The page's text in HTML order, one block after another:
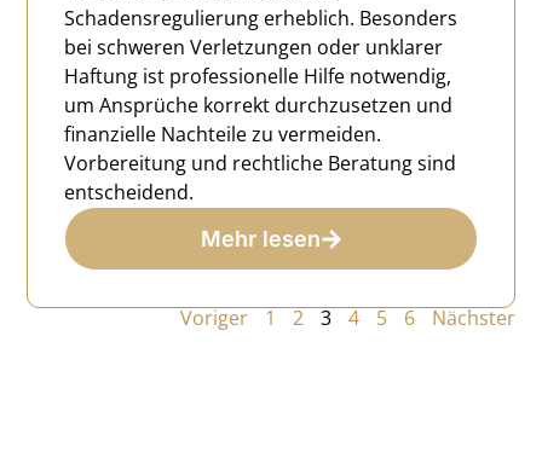
Schadensregulierung erheblich. Besonders
bei schweren Verletzungen oder unklarer
Haftung ist professionelle Hilfe notwendig,
um Ansprüche korrekt durchzusetzen und
finanzielle Nachteile zu vermeiden.
Vorbereitung und rechtliche Beratung sind
entscheidend.
Mehr lesen
Voriger 1 2 3 4 5 6 Nächster